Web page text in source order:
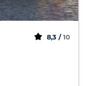
8,3 / 10